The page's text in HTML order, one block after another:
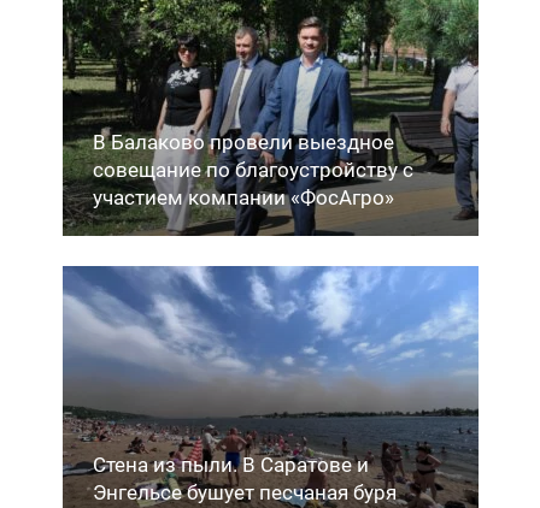
В Балаково провели выездное
совещание по благоустройству с
участием компании «ФосАгро»
Стена из пыли. В Саратове и
Энгельсе бушует песчаная буря